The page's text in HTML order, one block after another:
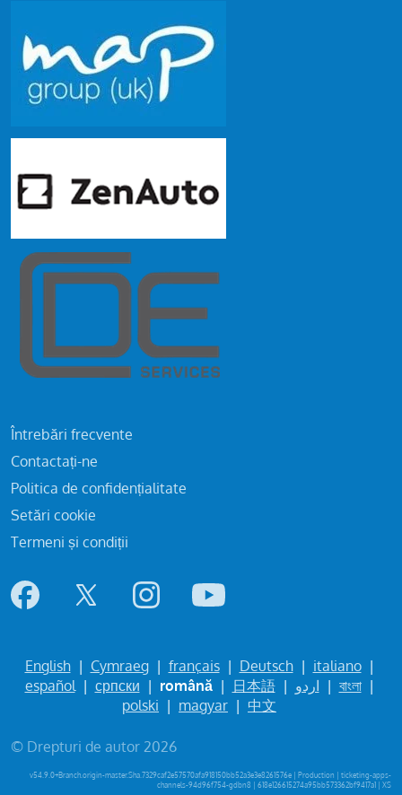
Întrebări frecvente
Contactați-ne
Politica de confidențialitate
Setări cookie
Termeni și condiții
English| Cymraeg| français| Deutsch| italiano|
español| српски | română| 日本語| اردو | বাংলা|
polski | magyar | 中文
© Drepturi de autor 2026
v54.9.0+Branch.origin-master.Sha.7329caf2e57570afa918150bb52a3e3e8261576e | Production | ticketing-apps-
channels-94d96f754-gdbn8 | 618e126615274a95bb573362bf9417a1 | XS